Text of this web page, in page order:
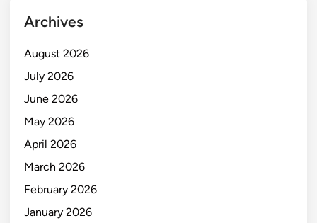
Archives
August 2026
July 2026
June 2026
May 2026
April 2026
March 2026
February 2026
January 2026